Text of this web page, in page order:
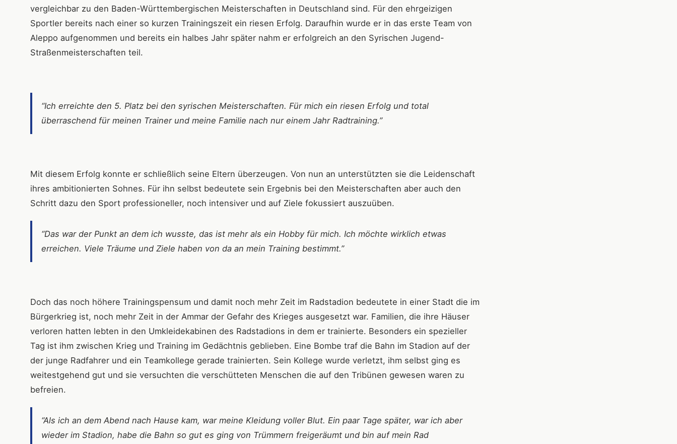
vergleichbar zu den Baden-Württembergischen Meisterschaften in Deutschland sind. Für den ehrgeizigen
Sportler bereits nach einer so kurzen Trainingszeit ein riesen Erfolg. Daraufhin wurde er in das erste Team von
Aleppo aufgenommen und bereits ein halbes Jahr später nahm er erfolgreich an den Syrischen Jugend-
Straßenmeisterschaften teil.
“Ich erreichte den 5. Platz bei den syrischen Meisterschaften. Für mich ein riesen Erfolg und total
überraschend für meinen Trainer und meine Familie nach nur einem Jahr Radtraining.”
Mit diesem Erfolg konnte er schließlich seine Eltern überzeugen. Von nun an unterstützten sie die Leidenschaft
ihres ambitionierten Sohnes. Für ihn selbst bedeutete sein Ergebnis bei den Meisterschaften aber auch den
Schritt dazu den Sport professioneller, noch intensiver und auf Ziele fokussiert auszuüben.
“Das war der Punkt an dem ich wusste, das ist mehr als ein Hobby für mich. Ich möchte wirklich etwas
erreichen. Viele Träume und Ziele haben von da an mein Training bestimmt.”
Doch das noch höhere Trainingspensum und damit noch mehr Zeit im Radstadion bedeutete in einer Stadt die im
Bürgerkrieg ist, noch mehr Zeit in der Ammar der Gefahr des Krieges ausgesetzt war. Familien, die ihre Häuser
verloren hatten lebten in den Umkleidekabinen des Radstadions in dem er trainierte. Besonders ein spezieller
Tag ist ihm zwischen Krieg und Training im Gedächtnis geblieben. Eine Bombe traf die Bahn im Stadion auf der
der junge Radfahrer und ein Teamkollege gerade trainierten. Sein Kollege wurde verletzt, ihm selbst ging es
weitestgehend gut und sie versuchten die verschütteten Menschen die auf den Tribünen gewesen waren zu
befreien.
“Als ich an dem Abend nach Hause kam, war meine Kleidung voller Blut. Ein paar Tage später, war ich aber
wieder im Stadion, habe die Bahn so gut es ging von Trümmern freigeräumt und bin auf mein Rad